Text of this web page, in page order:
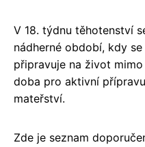
V 18. týdnu těhotenství
nádherné období, kdy
připravuje na život
doba pro aktivní
mateřství.
Zde je seznam